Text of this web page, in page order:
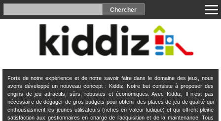
Forts de notre expérience et de notre savoir faire dans le domaine des jeux, nous
avons développé un nouveau concept : Kiddiz. Notre but consiste à proposer des
engins de jeu attractifs, sûrs, robustes et économiques. Avec Kiddiz, Il n’est pas
nécessaire de dégager de gros budgets pour obtenir des places de jeu de qualité qui
enthousiasment les jeunes utilisateurs (riches en valeur ludique) et qui offrent pleine
satisfaction aux gestionnaires en charge de l’acquisition et de la maintenance. Tous